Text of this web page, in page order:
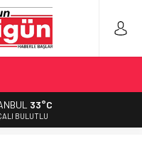
33°C
BULUTLU